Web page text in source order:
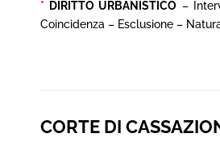
* DIRITTO URBANISTICO –
Coincidenza – Esclusione –
CORTE DI